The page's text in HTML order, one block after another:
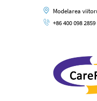
Modelarea
+86 400 098 2859